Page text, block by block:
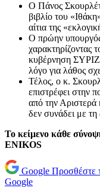
Ο Πάνος
βιβλίο του
αίτια της
Ο πρώην
χαρακτηρίζοντας
κυβέρνηση
λόγο για λάθος
Τέλος, ο κ.
επιστρέφει στην
από την Αριστερά
δεν συνάδει με τη
Το κείμενο κάθε
ENIKOS
Google Προσθέστε
Google